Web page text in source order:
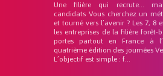
Une filière qui recrute…
candidats Vous cherchez un
et tourné vers l’avenir ? Les 7, 8
les entreprises de la filière forêt-
portes partout en France à
quatrième édition des journées
L’objectif est simple : f...